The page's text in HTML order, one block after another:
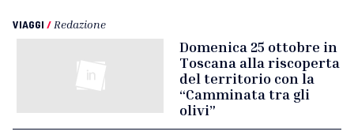
VIAGGI / Redazione
Domenica 25 ottobre in
Toscana alla riscoperta
del territorio con la
“Camminata tra gli
olivi”